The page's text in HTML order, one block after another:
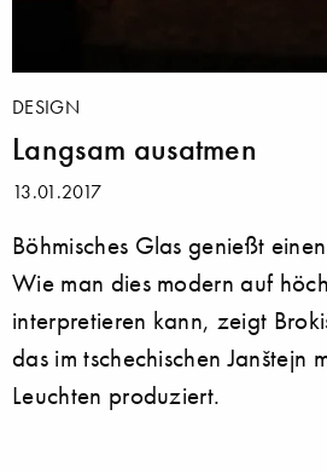
DESIGN
Langsam ausatmen
13.01.2017
Böhmisches Glas genießt
Wie man dies modern auf
interpretieren kann, zeigt
das im tschechischen Janštejn
Leuchten produziert.